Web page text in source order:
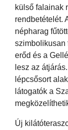
külső falainak
rendbetételét.
népharag
szimbolikusan
erőd és a
lesz az
lépcsősort
látogatók a
Új